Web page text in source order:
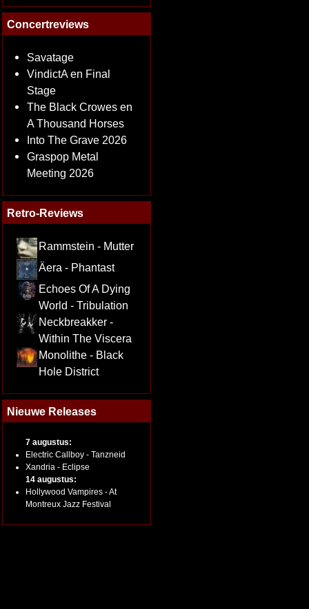
Concertreviews
Savatage
VindictA en Final
Stage
The Black Crowes en
A Thousand Horses
Into The Grave 2026
Graspop Metal
Meeting 2026
Retro-Reviews
Rammstein - Mutter
Äera - Phantast
Echoes Of A Dying
World - Tribulation
Neckbreakker -
Within The Viscera
Monolithe - Black
Hole District
Nieuwe Releases
7 augustus:
Electric Callboy - Tanzneid
Xandria - Eclipse
14 augustus:
Hollywood Vampires - At
Montreux Jazz Festival